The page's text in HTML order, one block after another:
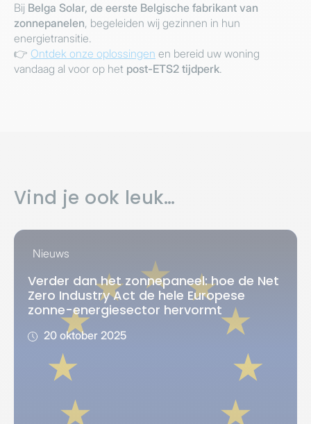
Bij Belga Solar, de eerste Belgische fabrikant van
zonnepanelen, begeleiden wij gezinnen in hun
energietransitie.
👉 Ontdek onze oplossingen en bereid uw woning
vandaag al voor op het post-ETS2 tijdperk.
Vind je ook leuk…
Nieuws
Verder dan het zonnepaneel: hoe de Net
Zero Industry Act de hele Europese
zonne-energiesector hervormt
20 oktober 2025